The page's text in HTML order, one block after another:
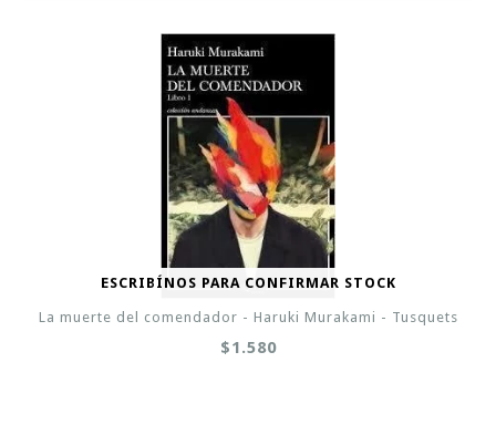
ESCRIBÍNOS PARA CONFIRMAR STOCK
La muerte del comendador - Haruki Murakami - Tusquets
$1.580